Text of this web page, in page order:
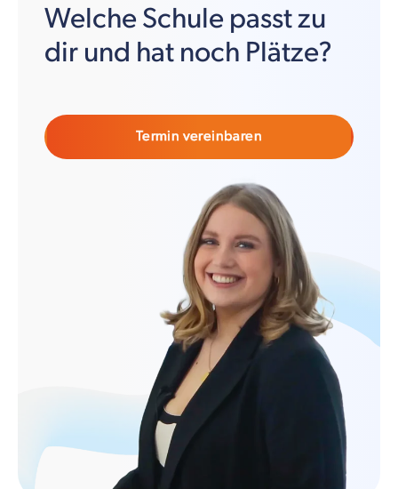
Welche Schule passt zu
dir und hat noch Plätze?
Termin vereinbaren